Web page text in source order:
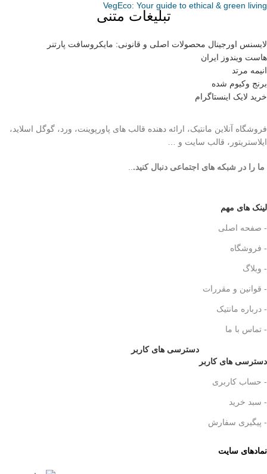
VegEco: Your guide to ethical & green living
تبلیغات متنی
لایسنس اورجینال محصولات اصلی و قانونی: مایکروسافت پارتنر
هاست ویندوز ایران
انیمه مرتد
برنج وکیوم شده
خرید لایک اینستاگرام
فروشگاه آنلاین مانتیک، ارائه دهنده قالب های پاورپوینت، ورد، گوگل اسلاید،
ایلاستریتور، قالب سایت و …
ما را در شبکه های اجتماعی دنبال کنید.
لینک های مهم
- صفحه اصلی
- فروشگاه
- وبلاگ
- قوانین و مقررات
- درباره مانتیک
- تماس با ما
دسترسی های کاربر
دسترسی های کاربر
- حساب کاربری
- سبد خرید
- پیگیری سفارش
نمادهای سایت